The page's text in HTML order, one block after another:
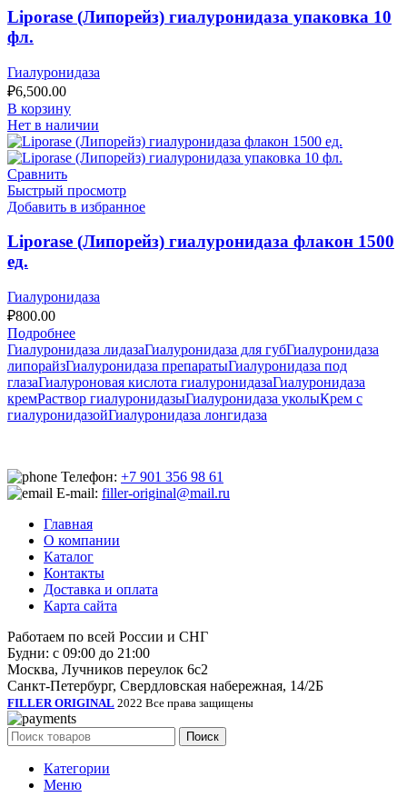
Liporase (Липорейз) гиалуронидаза упаковка 10
фл.
Гиалуронидаза
₽6,500.00
В корзину
Нет в наличии
Сравнить
Быстрый просмотр
Добавить в избранное
Liporase (Липорейз) гиалуронидаза флакон 1500
ед.
Гиалуронидаза
₽800.00
Подробнее
Гиалуронидаза лидазаГиалуронидаза для губГиалуронидаза
липорайзГиалуронидаза препаратыГиалуронидаза под
глазаГиалуроновая кислота гиалуронидазаГиалуронидаза
кремРаствор гиалуронидазыГиалуронидаза уколыКрем с
гиалуронидазойГиалуронидаза лонгидаза
Телефон: +7 901 356 98 61
E-mail: filler-original@mail.ru
Главная
О компании
Каталог
Контакты
Доставка и оплата
Карта сайта
Работаем по всей России и СНГ
Будни: с 09:00 до 21:00
Москва, Лучников переулок 6с2
Санкт-Петербург, Свердловская набережная, 14/2Б
FILLER ORIGINAL 2022 Все права защищены
Поиск
Категории
Меню